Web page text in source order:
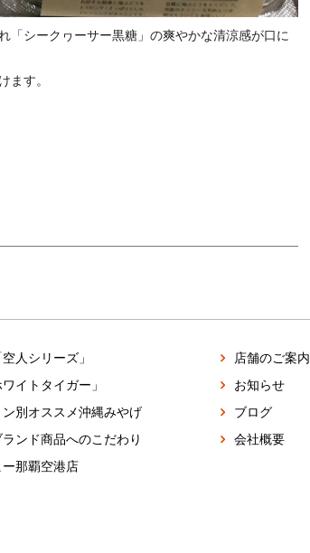
「シークヮーサー黒糖」の爽やかな清涼感が口に
ます。
人シリーズ」
イトタイガー」
別オススメ沖縄みやげ
ンド商品へのこだわり
那覇空港店
店舗のご案内
お知らせ
ブログ
会社概要